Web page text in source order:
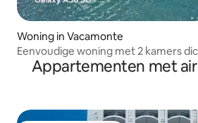
Woning in Vacamonte
Eenvoudige woning met 2 kamers
Appartementen met